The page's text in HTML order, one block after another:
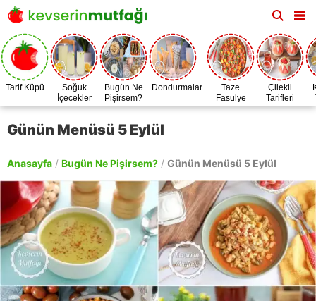
Tarif Küpü
Soğuk
İçecekler
Bugün Ne
Pişirsem?
Dondurmalar
Taze
Fasulye
Zamanı
Çilekli
Tarifleri
Günün Menüsü 5 Eylül
Anasayfa / Bugün Ne Pişirsem? / Günün Menüsü 5 Eylül